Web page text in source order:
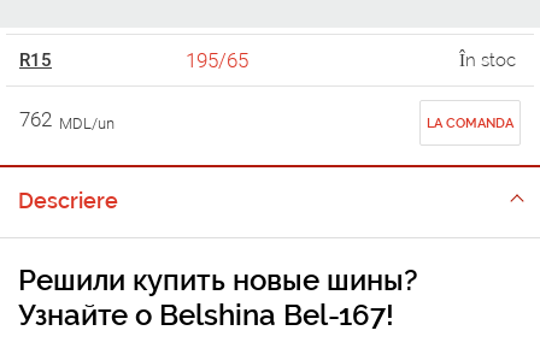
R15 195/65 În stoc
762 MDL/un LA COMANDA
Descriere
Решили купить новые шины?
Узнайте о Belshina Bel-167!